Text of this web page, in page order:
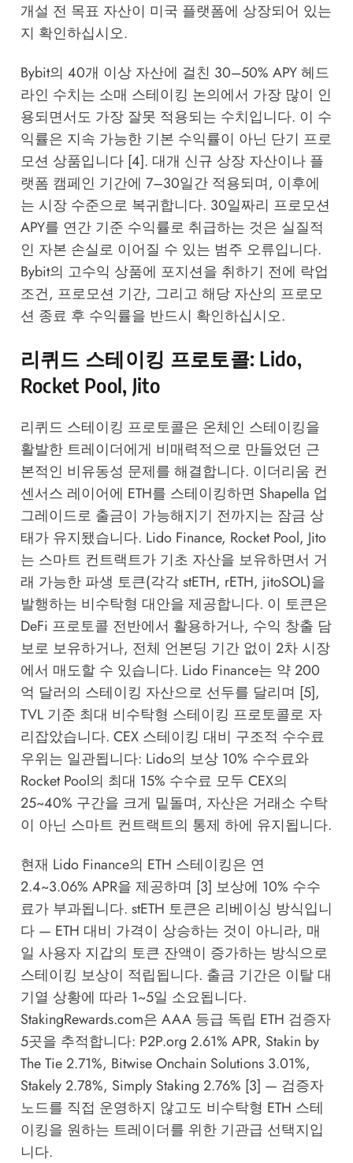
개설 전 목표 자산이 미국 플랫폼에 상장되어 있는
지 확인하십시오.
Bybit의 40개 이상 자산에 걸친 30–50% APY 헤드
라인 수치는 소매 스테이킹 논의에서 가장 많이 인
용되면서도 가장 잘못 적용되는 수치입니다. 이 수
익률은 지속 가능한 기본 수익률이 아닌 단기 프로
모션 상품입니다 [4]. 대개 신규 상장 자산이나 플
랫폼 캠페인 기간에 7–30일간 적용되며, 이후에
는 시장 수준으로 복귀합니다. 30일짜리 프로모션
APY를 연간 기준 수익률로 취급하는 것은 실질적
인 자본 손실로 이어질 수 있는 범주 오류입니다.
Bybit의 고수익 상품에 포지션을 취하기 전에 락업
조건, 프로모션 기간, 그리고 해당 자산의 프로모
션 종료 후 수익률을 반드시 확인하십시오.
리퀴드 스테이킹 프로토콜: Lido,
Rocket Pool, Jito
리퀴드 스테이킹 프로토콜은 온체인 스테이킹을
활발한 트레이더에게 비매력적으로 만들었던 근
본적인 비유동성 문제를 해결합니다. 이더리움 컨
센서스 레이어에 ETH를 스테이킹하면 Shapella 업
그레이드로 출금이 가능해지기 전까지는 잠금 상
태가 유지됐습니다. Lido Finance, Rocket Pool, Jito
는 스마트 컨트랙트가 기초 자산을 보유하면서 거
래 가능한 파생 토큰(각각 stETH, rETH, jitoSOL)을
발행하는 비수탁형 대안을 제공합니다. 이 토큰은
DeFi 프로토콜 전반에서 활용하거나, 수익 창출 담
보로 보유하거나, 전체 언본딩 기간 없이 2차 시장
에서 매도할 수 있습니다. Lido Finance는 약 200
억 달러의 스테이킹 자산으로 선두를 달리며 [5],
TVL 기준 최대 비수탁형 스테이킹 프로토콜로 자
리잡았습니다. CEX 스테이킹 대비 구조적 수수료
우위는 일관됩니다: Lido의 보상 10% 수수료와
Rocket Pool의 최대 15% 수수료 모두 CEX의
25~40% 구간을 크게 밑돌며, 자산은 거래소 수탁
이 아닌 스마트 컨트랙트의 통제 하에 유지됩니다.
현재 Lido Finance의 ETH 스테이킹은 연
2.4~3.06% APR을 제공하며 [3] 보상에 10% 수수
료가 부과됩니다. stETH 토큰은 리베이싱 방식입니
다 — ETH 대비 가격이 상승하는 것이 아니라, 매
일 사용자 지갑의 토큰 잔액이 증가하는 방식으로
스테이킹 보상이 적립됩니다. 출금 기간은 이탈 대
기열 상황에 따라 1~5일 소요됩니다.
StakingRewards.com은 AAA 등급 독립 ETH 검증자
5곳을 추적합니다: P2P.org 2.61% APR, Stakin by
The Tie 2.71%, Bitwise Onchain Solutions 3.01%,
Stakely 2.78%, Simply Staking 2.76% [3] — 검증자
노드를 직접 운영하지 않고도 비수탁형 ETH 스테
이킹을 원하는 트레이더를 위한 기관급 선택지입
니다.